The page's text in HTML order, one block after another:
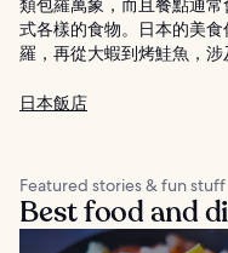
式各樣的食物。日本的美
羅，再從大蝦到烤鮭魚，涉
日本飯店
Featured stories & fun stuff
Best food and